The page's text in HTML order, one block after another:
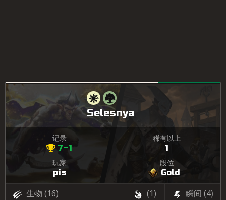
Selesnya
记录
7–1
稀有以上
1
玩家
pis
段位
Gold
生物 (16) (1) 瞬间 (4)